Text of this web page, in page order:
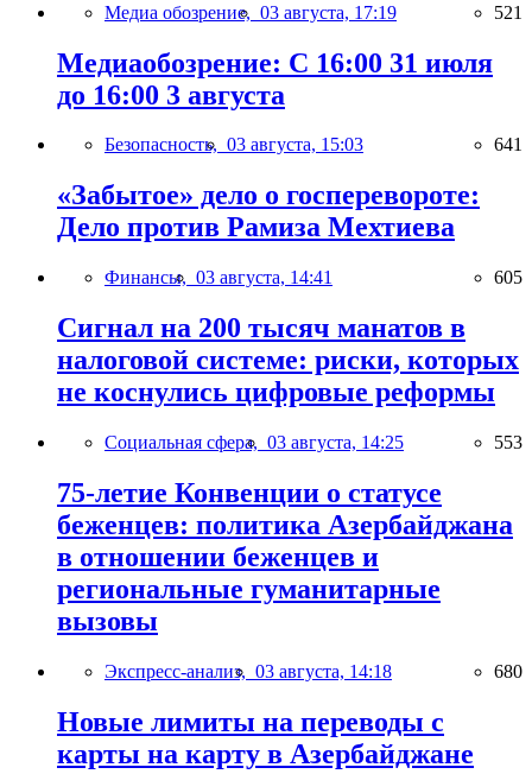
Медиа обозрение, 03 августа, 17:19 521
Медиаобозрение: С 16:00 31 июля
до 16:00 3 августа
Безопасность, 03 августа, 15:03 641
«Забытое» дело о госперевороте:
Дело против Рамиза Мехтиева
Финансы, 03 августа, 14:41 605
Сигнал на 200 тысяч манатов в
налоговой системе: риски, которых
не коснулись цифровые реформы
Социальная сфера, 03 августа, 14:25 553
75-летие Конвенции о статусе
беженцев: политика Азербайджана
в отношении беженцев и
региональные гуманитарные
вызовы
Экспресс-анализ, 03 августа, 14:18 680
Новые лимиты на переводы с
карты на карту в Азербайджане